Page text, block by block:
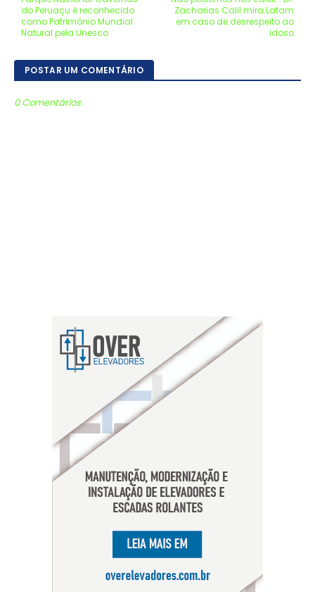
Zacharias Calil mira Latam
em caso de desrespeito ao
idoso
do Peruaçu é reconhecido
como Patrimônio Mundial
Natural pela Unesco
POSTAR UM COMENTÁRIO
0 Comentários